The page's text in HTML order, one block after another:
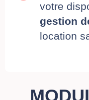
votre
gestion
location